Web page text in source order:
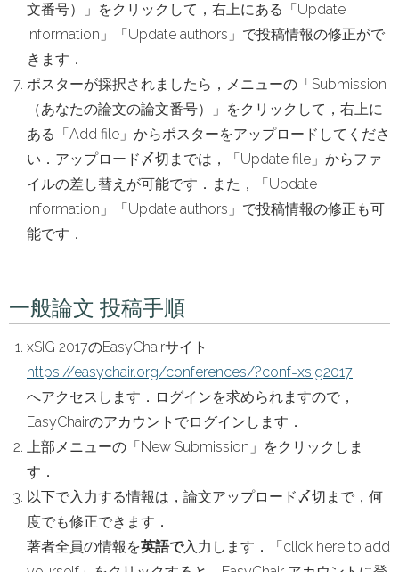
文番号）」をクリックして，右上にある「Update
information」「Update authors」で投稿情報の修正がで
きます．
ポスターが採択されましたら，メニューの「Submission
（あなたの論文の論文番号）」をクリックして，右上に
ある「Add file」からポスターをアップロードしてくださ
い．アップロード〆切までは，「Update file」からファ
イルの差し替えが可能です．また，「Update
information」「Update authors」で投稿情報の修正も可
能です．
一般論文 投稿手順
xSIG 2017のEasyChairサイト
https://easychair.org/conferences/?conf=xsig2017
へアクセスします．ログインを求められますので，
EasyChairのアカウントでログインします．
上部メニューの「New Submission」をクリックしま
す．
以下で入力する情報は，論文アップロード〆切まで，何
度でも修正できます．
著者全員の情報を英語で入力します．「click here to add